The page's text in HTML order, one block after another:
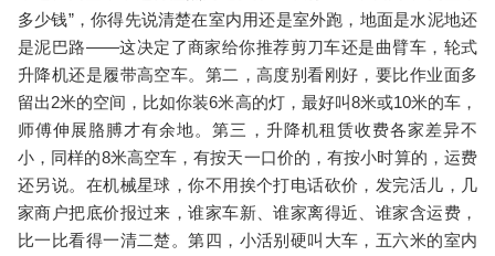
多少钱”，你得先说清楚在室内用还是室外跑，地面是水泥地还
是泥巴路——这决定了商家给你推荐剪刀车还是曲臂车 ， 轮式
升降机还是履带高空车。第二，高度别看刚好，要比作业面多
留出2米的空间，比如你装6米高的灯，最好叫8米或10米的车，
师傅伸展胳膊才有余地。第三， 升降机租赁收费各家差异不
小，同样的8米高空车，有按天一口价的，有按小时算的，运费
还另说。在机械星球，你不用挨个打电话砍价，发完活儿，几
家商户把底价报过来，谁家车新、谁家离得近、谁家含运费，
比一比看得一清二楚。第四，小活别硬叫大车，五六米的室内